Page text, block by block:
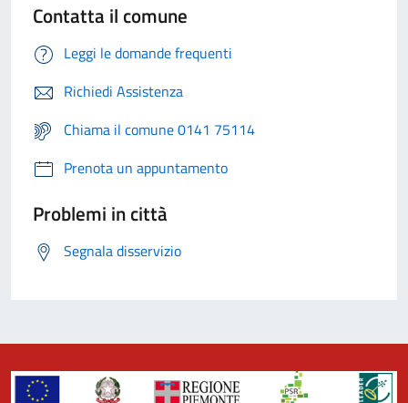
Contatta il comune
Leggi le domande frequenti
Richiedi Assistenza
Chiama il comune 0141 75114
Prenota un appuntamento
Problemi in città
Segnala disservizio